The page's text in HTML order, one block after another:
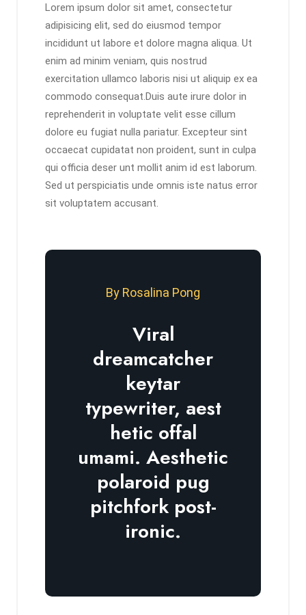
Lorem ipsum dolor sit amet, consectetur
adipisicing elit, sed do eiusmod tempor
incididunt ut labore et dolore magna aliqua. Ut
enim ad minim veniam, quis nostrud
exercitation ullamco laboris nisi ut aliquip ex ea
commodo consequat.Duis aute irure dolor in
reprehenderit in voluptate velit esse cillum
dolore eu fugiat nulla pariatur. Excepteur sint
occaecat cupidatat non proident, sunt in culpa
qui officia deser unt mollit anim id est laborum.
Sed ut perspiciatis unde omnis iste natus error
sit voluptatem accusant.
By Rosalina Pong
Viral
dreamcatcher
keytar
typewriter, aest
hetic offal
umami. Aesthetic
polaroid pug
pitchfork post-
ironic.